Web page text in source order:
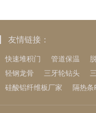
友情链接：
快速堆积门 管道保温
轻钢龙骨
三牙轮钻头
硅酸铝纤维板厂家
隔热条